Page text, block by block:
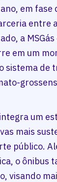
em fase
entre
a
em um
sistema de
um
mais
público.
o ônibus
visando